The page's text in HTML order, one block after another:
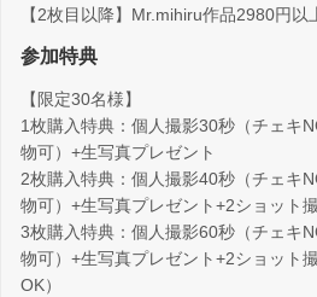
【2枚目以降】Mr.mihiru作品2980円以
参加特典
【限定30名様】
1枚購入特典：個人撮影30秒（チェキ
物可）+生写真プレゼント
2枚購入特典：個人撮影40秒（チェキ
物可）+生写真プレゼント+2ショット
3枚購入特典：個人撮影60秒（チェキ
物可）+生写真プレゼント+2ショット
OK）